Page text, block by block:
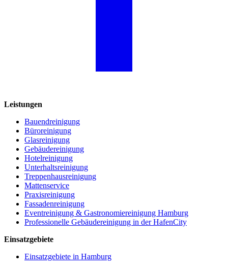
Leistungen
Bauendreinigung
Büroreinigung
Glasreinigung
Gebäudereinigung
Hotelreinigung
Unterhaltsreinigung
Treppenhausreinigung
Mattenservice
Praxisreinigung
Fassadenreinigung
Eventreinigung & Gastronomiereinigung Hamburg
Professionelle Gebäudereinigung in der HafenCity
Einsatzgebiete
Einsatzgebiete in Hamburg